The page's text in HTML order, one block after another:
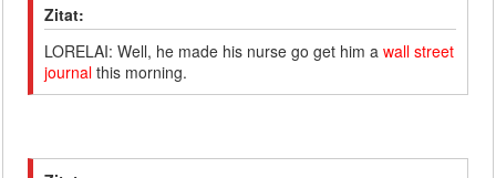
Zitat:
LORELAI: Well, he made his nurse go get him awall street
journal this morning.